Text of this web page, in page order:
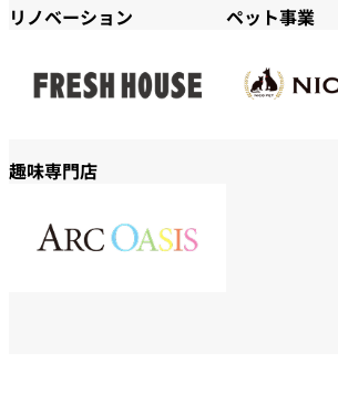
リノベーション ペット事業
趣味専門店